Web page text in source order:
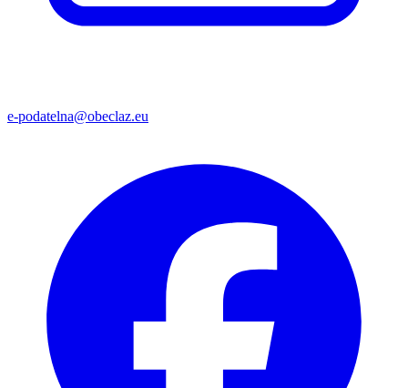
e-podatelna@obeclaz.eu